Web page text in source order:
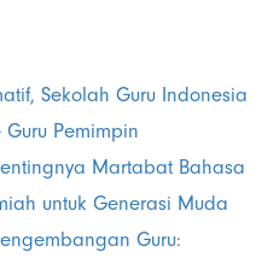
Sekolah Guru Indonesia
Pemimpin
Martabat Bahasa
untuk Generasi Muda
Guru: